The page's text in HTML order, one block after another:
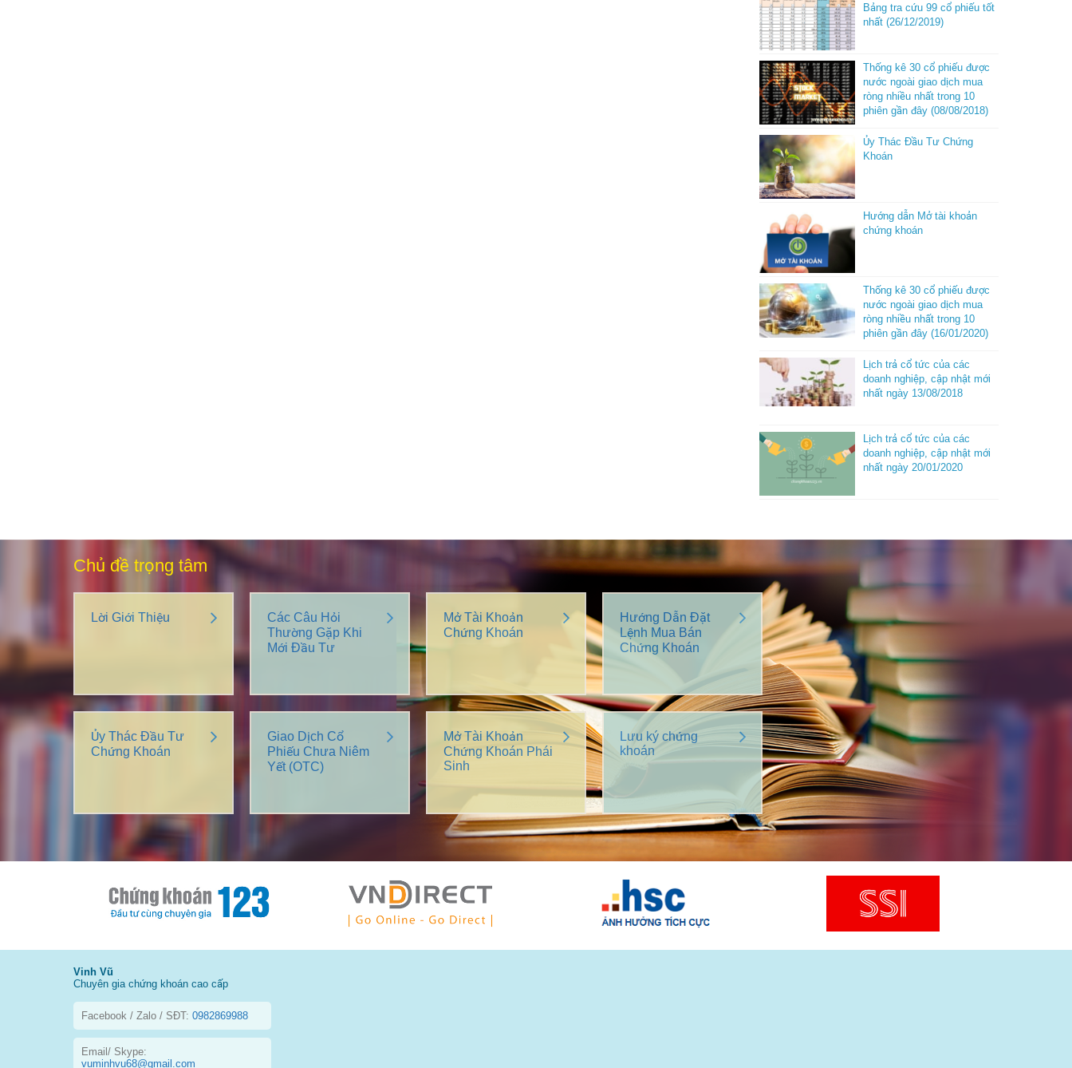
Bảng tra cứu 99 cổ phiếu tốt
nhất (26/12/2019)
Thống kê 30 cổ phiếu được
nước ngoài giao dịch mua
ròng nhiều nhất trong 10
phiên gần đây (08/08/2018)
Ủy Thác Đầu Tư Chứng
Khoán
Hướng dẫn Mở tài khoản
chứng khoán
Thống kê 30 cổ phiếu được
nước ngoài giao dịch mua
ròng nhiều nhất trong 10
phiên gần đây (16/01/2020)
Lịch trả cổ tức của các
doanh nghiệp, cập nhật mới
nhất ngày 13/08/2018
Lịch trả cổ tức của các
doanh nghiệp, cập nhật mới
nhất ngày 20/01/2020
Chủ đề trọng tâm
Lời Giới Thiệu
Các Câu Hỏi
Thường Gặp Khi
Mới Đầu Tư
Mở Tài Khoản
Chứng Khoán
Hướng Dẫn Đặt
Lệnh Mua Bán
Chứng Khoán
Ủy Thác Đầu Tư
Chứng Khoán
Giao Dịch Cổ
Phiếu Chưa Niêm
Yết (OTC)
Mở Tài Khoản
Chứng Khoán Phái
Sinh
Lưu ký chứng
khoán
Vinh Vũ
Chuyên gia chứng khoán cao cấp
Facebook / Zalo / SĐT: 0982869988
Email/ Skype:
vuminhvu68@gmail.com